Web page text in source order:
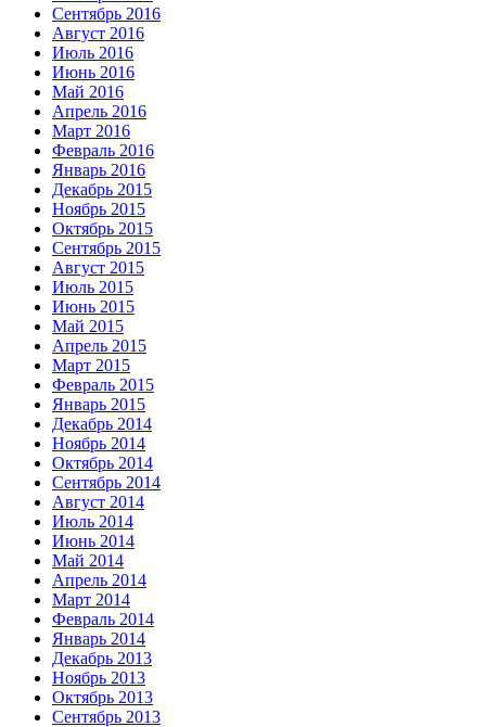
Сентябрь 2016
Август 2016
Июль 2016
Июнь 2016
Май 2016
Апрель 2016
Март 2016
Февраль 2016
Январь 2016
Декабрь 2015
Ноябрь 2015
Октябрь 2015
Сентябрь 2015
Август 2015
Июль 2015
Июнь 2015
Май 2015
Апрель 2015
Март 2015
Февраль 2015
Январь 2015
Декабрь 2014
Ноябрь 2014
Октябрь 2014
Сентябрь 2014
Август 2014
Июль 2014
Июнь 2014
Май 2014
Апрель 2014
Март 2014
Февраль 2014
Январь 2014
Декабрь 2013
Ноябрь 2013
Октябрь 2013
Сентябрь 2013